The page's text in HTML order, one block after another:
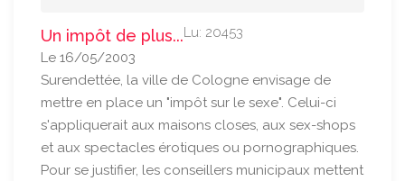
Un impôt de plus...Lu: 20453
Le 16/05/2003
Surendettée, la ville de Cologne envisage de
mettre en place un "impôt sur le sexe". Celui-ci
s'appliquerait aux maisons closes, aux sex-shops
et aux spectacles érotiques ou pornographiques.
Pour se justifier, les conseillers municipaux mettent